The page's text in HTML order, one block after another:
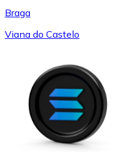
Braga
Viana do Castelo